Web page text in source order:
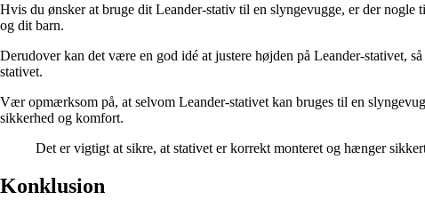
Hvis du ønsker at bruge dit Leander-stativ til en slyngevugge, er der
og dit barn.
Derudover kan det være en god idé at justere højden på Leander-stativet,
stativet.
Vær opmærksom på, at selvom Leander-stativet kan bruges til en
sikkerhed og komfort.
Det er vigtigt at sikre, at stativet er korrekt monteret og hænger
Konklusion